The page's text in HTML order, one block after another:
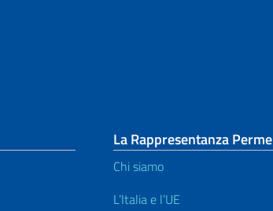
La Rappresentanza
Chi siamo
L’Italia e l’UE